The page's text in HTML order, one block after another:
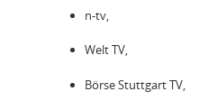
n-tv,
Welt TV,
Börse Stuttgart TV,